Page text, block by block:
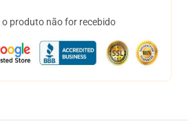
o produto não for recebido